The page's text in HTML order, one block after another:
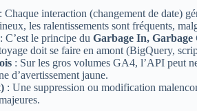
: Chaque interaction (changement de date)
les ralentissements sont fréquents,
: C’est le principe du Garbage In, Garbage
doit se faire en amont (BigQuery,
: Sur les gros volumes GA4, l’API peut
d’avertissement jaune.
: Une suppression ou modification